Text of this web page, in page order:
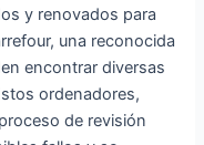
y renovados para
una reconocida
encontrar diversas
ordenadores,
de revisión